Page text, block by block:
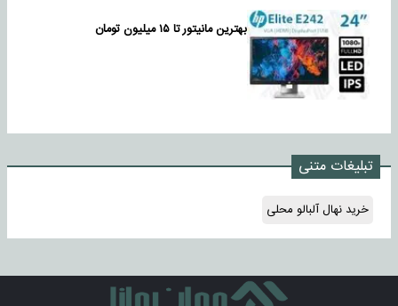
بهترین مانیتور تا ۱۵ میلیون تومان
تبلیغات متنی
خرید نهال آلبالو محلی